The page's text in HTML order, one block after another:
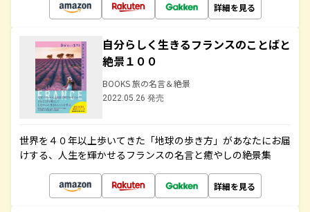
詳細を見る
自分らしく生きるフランスのことばと
絶景１００
BOOKS 旅の名言＆絶景
2022.05.26 発売
世界を４０年以上歩いてきた「地球の歩き方」があなたにお届
けする、人生を輝かせるフランスの名言と癒やしの絶景集
詳細を見る